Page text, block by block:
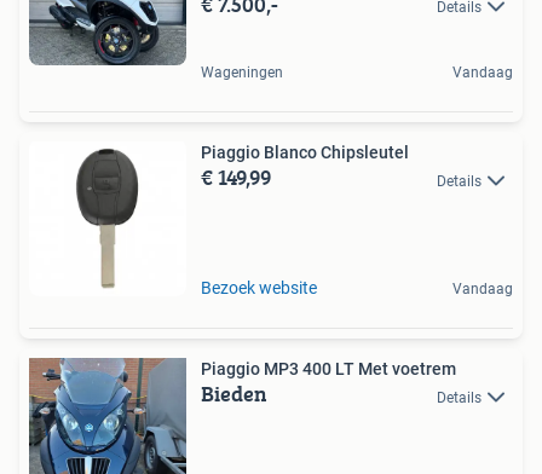
Details
Wageningen Vandaag
Piaggio Blanco Chipsleutel
€ 149,99 Details
Bezoek website Vandaag
Piaggio MP3 400 LT Met voetrem
Bieden Details